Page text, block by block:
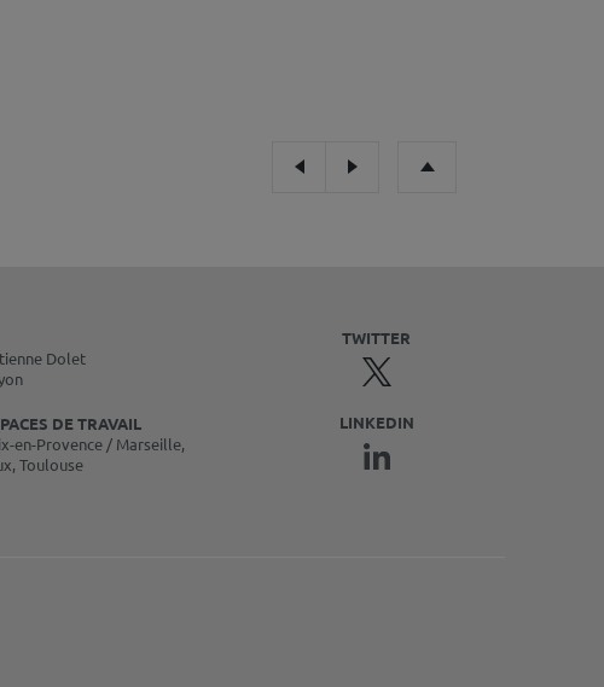
Dolet
DE TRAVAIL
en-Provence / Marseille,
Toulouse
TWITTER
LINKEDIN